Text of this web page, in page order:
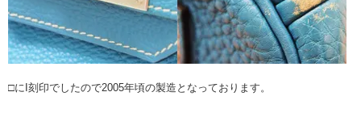
□にI刻印でしたので2005年頃の製造となっております。